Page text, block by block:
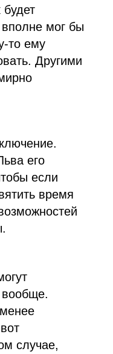
вполне мог бы
то ему
Другими
его
если
время
вообще.
случае,